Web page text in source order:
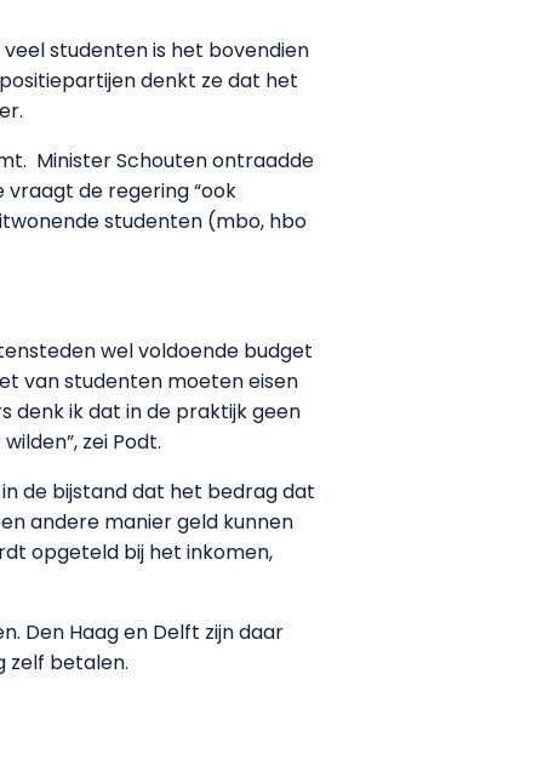
studenten is het bovendien
denkt ze dat het
Minister Schouten ontraadde
de regering “ook
studenten (mbo, hbo
wel voldoende budget
van studenten moeten eisen
denk ik dat in de praktijk geen
zei Podt.
de bijstand dat het bedrag dat
andere manier geld kunnen
opgeteld bij het inkomen,
Den Haag en Delft zijn daar
zelf betalen.